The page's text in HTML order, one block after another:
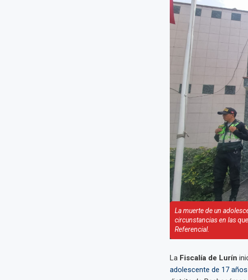
La muerte de un
circunstancias en las
Referencial.
La Fiscalía de Lurín
adolescente de 17